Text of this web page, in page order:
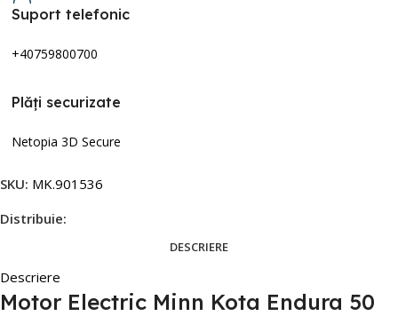
Suport telefonic
+40759800700
Plăți securizate
Netopia 3D Secure
SKU: MK.901536
Distribuie:
DESCRIERE
Descriere
Motor Electric Minn Kota Endura 50